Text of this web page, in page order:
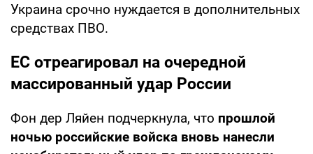
Украина срочно нуждается в дополнительных
средствах ПВО.
ЕС отреагировал на очередной
массированный удар России
Фон дер Ляйен подчеркнула, что прошлой
ночью российские войска вновь нанесли